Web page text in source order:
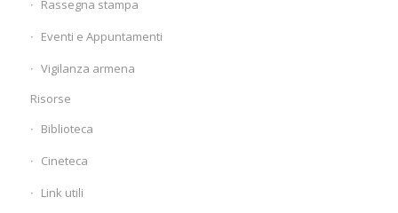
Rassegna stampa
Eventi e Appuntamenti
Vigilanza armena
Risorse
Biblioteca
Cineteca
Link utili